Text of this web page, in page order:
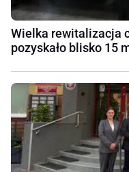
Wielka rewitalizacja
pozyskało blisko 15